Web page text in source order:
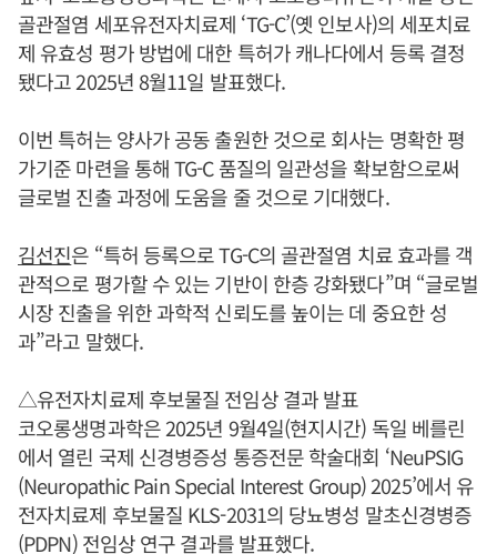
골관절염 세포유전자치료제 ‘TG-C’(옛 인보사)의 세포치료
제 유효성 평가 방법에 대한 특허가 캐나다에서 등록 결정
됐다고 2025년 8월11일 발표했다.
이번 특허는 양사가 공동 출원한 것으로 회사는 명확한 평
가기준 마련을 통해 TG-C 품질의 일관성을 확보함으로써
글로벌 진출 과정에 도움을 줄 것으로 기대했다.
김선진은 “특허 등록으로 TG-C의 골관절염 치료 효과를 객
관적으로 평가할 수 있는 기반이 한층 강화됐다”며 “글로벌
시장 진출을 위한 과학적 신뢰도를 높이는 데 중요한 성
과”라고 말했다.
△유전자치료제 후보물질 전임상 결과 발표
코오롱생명과학은 2025년 9월4일(현지시간) 독일 베를린
에서 열린 국제 신경병증성 통증전문 학술대회 ‘NeuPSIG
(Neuropathic Pain Special Interest Group) 2025’에서 유
전자치료제 후보물질 KLS-2031의 당뇨병성 말초신경병증
(PDPN) 전임상 연구 결과를 발표했다.